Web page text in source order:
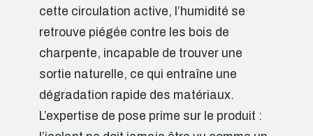
cette circulation active, l’humidité se
retrouve piégée contre les bois de
charpente, incapable de trouver une
sortie naturelle, ce qui entraîne une
dégradation rapide des matériaux.
L’expertise de pose prime sur le produit :